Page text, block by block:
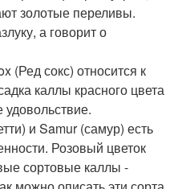
золотые переливы.
а говорит о
(Ред сокс) относится к
каллы красного цвета
удовольствие.
и Samur (самур) есть
Розовый цветок
сортовые каллы -